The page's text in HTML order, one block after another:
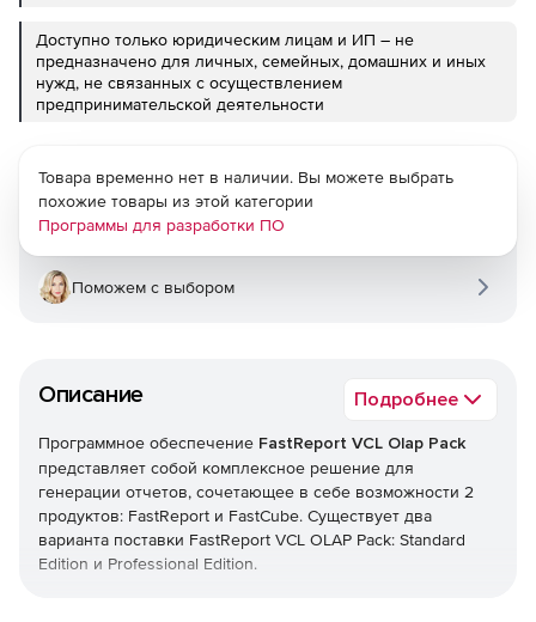
Доступно только юридическим лицам и ИП – не
предназначено для личных, семейных, домашних и иных
нужд, не связанных с осуществлением
предпринимательской деятельности
Описание Подробнее
Программное обеспечение FastReport VCL Olap Pack
представляет собой комплексное решение для
генерации отчетов, сочетающее в себе возможности 2
продуктов: FastReport и FastCube. Существует два
варианта поставки FastReport VCL OLAP Pack: Standard
Edition и Professional Edition.
Товара временно нет в наличии. Вы можете выбрать
похожие товары из этой категории
Программы для разработки ПО
Поможем с выбором